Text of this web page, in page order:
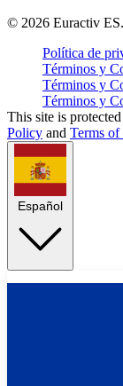
© 2026 Euractiv
Política de
Términos y
Términos y
Términos y
This site is
Policy and Terms of
Español